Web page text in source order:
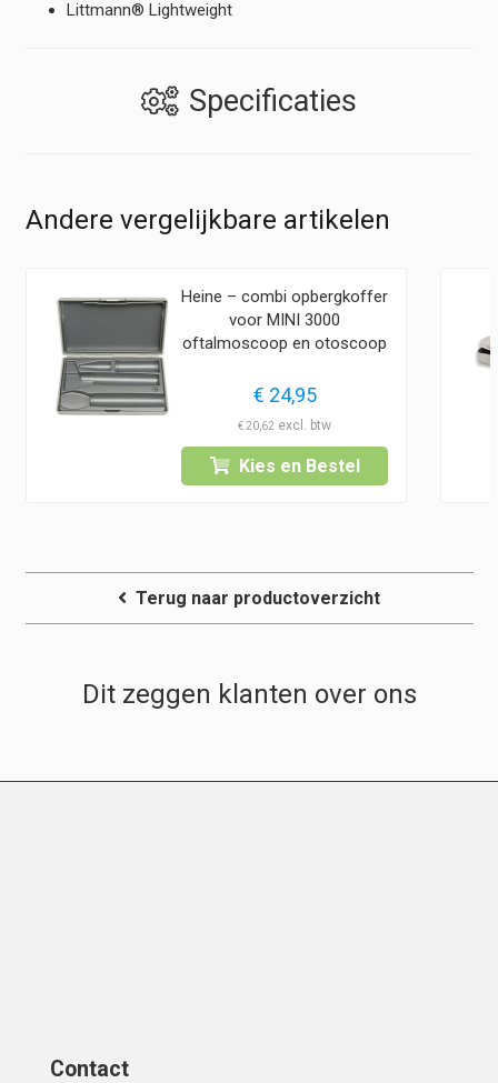
Littmann® Lightweight
Specificaties
Andere vergelijkbare artikelen
Heine – combi opbergkoffer
voor MINI 3000
oftalmoscoop en otoscoop
€ 24,95
€20,62
Kies en Bestel
Terug naar productoverzicht
Dit zeggen klanten over ons
Contact